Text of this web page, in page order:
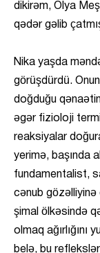
dikirəm, Olya
qədər gəlib
Nika yaşda
görüşdürdü. Onun
doğduğu
əgər fizioloji
reaksiyalar
yerimə, başında
fundamentalist,
cənub
şimal ölkəsində
olmaq ağırlığını
belə, bu